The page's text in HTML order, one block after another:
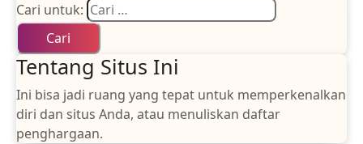
Cari untuk:
Tentang Situs Ini
Ini bisa jadi ruang yang tepat untuk memperkenalkan
diri dan situs Anda, atau menuliskan daftar
penghargaan.